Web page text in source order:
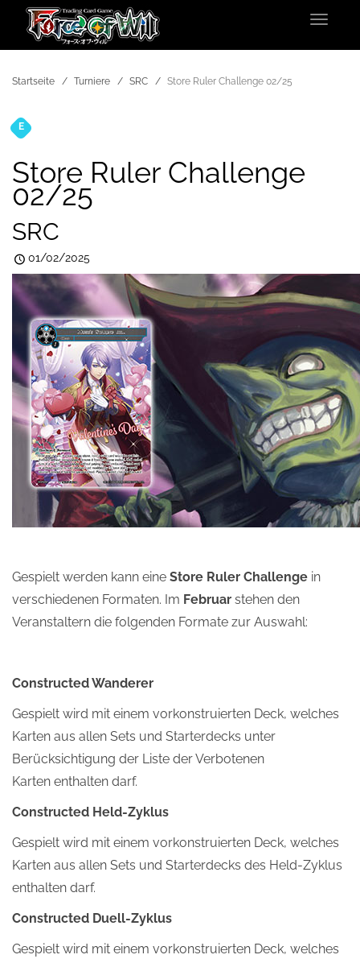
Toggle
Startseite Turniere SRC Store Ruler Challenge 02/25
E
Store Ruler Challenge
02/25
SRC
01/02/2025
Gespielt werden kann eine Store Ruler Challenge in
verschiedenen Formaten. Im Februar stehen den
Veranstaltern die folgenden Formate zur Auswahl:
Constructed Wanderer
Gespielt wird mit einem vorkonstruierten Deck, welches
Karten aus allen Sets und Starterdecks unter
Berücksichtigung der Liste der Verbotenen
Karten enthalten darf.
Constructed Held-Zyklus
Gespielt wird mit einem vorkonstruierten Deck, welches
Karten aus allen Sets und Starterdecks des Held-Zyklus
enthalten darf.
Constructed Duell-Zyklus
Gespielt wird mit einem vorkonstruierten Deck, welches